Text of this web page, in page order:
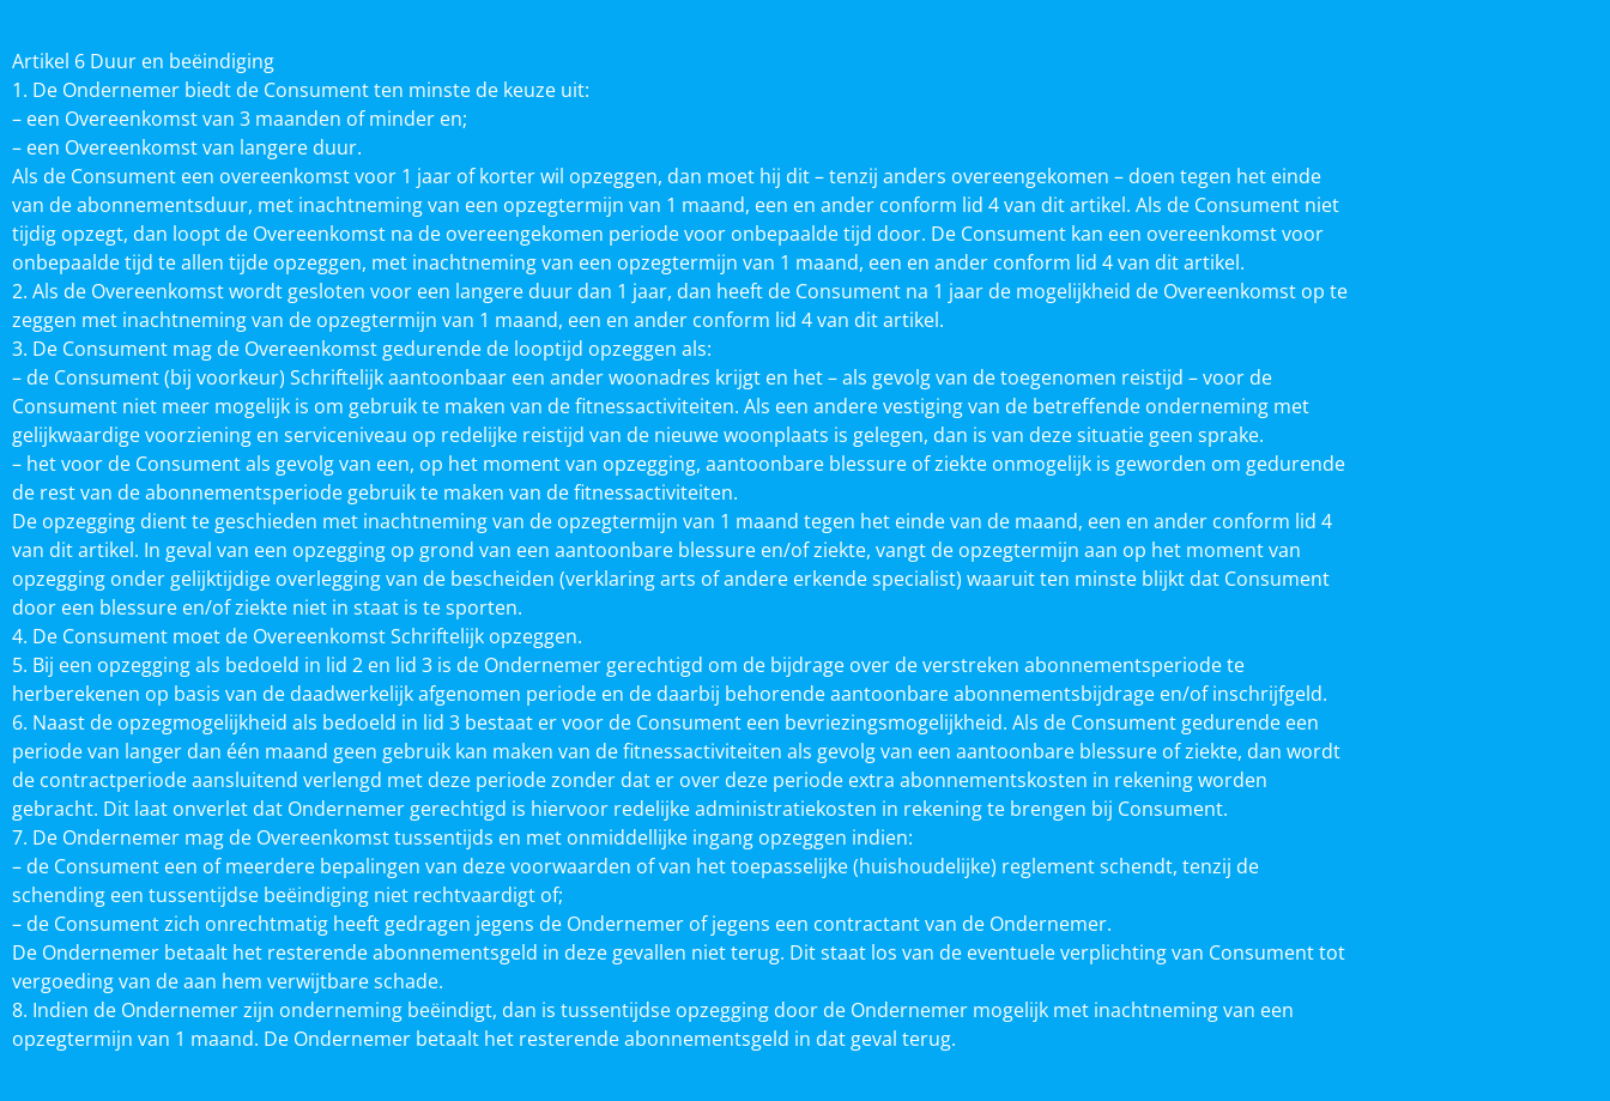
Artikel 6 Duur en beëindiging
1. De Ondernemer biedt de Consument ten minste de keuze uit:
– een Overeenkomst van 3 maanden of minder en;
– een Overeenkomst van langere duur.
Als de Consument een overeenkomst voor 1 jaar of korter wil opzeggen, dan moet hij dit – tenzij anders overeengekomen – doen tegen het einde
van de abonnementsduur, met inachtneming van een opzegtermijn van 1 maand, een en ander conform lid 4 van dit artikel. Als de Consument niet
tijdig opzegt, dan loopt de Overeenkomst na de overeengekomen periode voor onbepaalde tijd door. De Consument kan een overeenkomst voor
onbepaalde tijd te allen tijde opzeggen, met inachtneming van een opzegtermijn van 1 maand, een en ander conform lid 4 van dit artikel.
2. Als de Overeenkomst wordt gesloten voor een langere duur dan 1 jaar, dan heeft de Consument na 1 jaar de mogelijkheid de Overeenkomst op te
zeggen met inachtneming van de opzegtermijn van 1 maand, een en ander conform lid 4 van dit artikel.
3. De Consument mag de Overeenkomst gedurende de looptijd opzeggen als:
– de Consument (bij voorkeur) Schriftelijk aantoonbaar een ander woonadres krijgt en het – als gevolg van de toegenomen reistijd – voor de
Consument niet meer mogelijk is om gebruik te maken van de fitnessactiviteiten. Als een andere vestiging van de betreffende onderneming met
gelijkwaardige voorziening en serviceniveau op redelijke reistijd van de nieuwe woonplaats is gelegen, dan is van deze situatie geen sprake.
– het voor de Consument als gevolg van een, op het moment van opzegging, aantoonbare blessure of ziekte onmogelijk is geworden om gedurende
de rest van de abonnementsperiode gebruik te maken van de fitnessactiviteiten.
De opzegging dient te geschieden met inachtneming van de opzegtermijn van 1 maand tegen het einde van de maand, een en ander conform lid 4
van dit artikel. In geval van een opzegging op grond van een aantoonbare blessure en/of ziekte, vangt de opzegtermijn aan op het moment van
opzegging onder gelijktijdige overlegging van de bescheiden (verklaring arts of andere erkende specialist) waaruit ten minste blijkt dat Consument
door een blessure en/of ziekte niet in staat is te sporten.
4. De Consument moet de Overeenkomst Schriftelijk opzeggen.
5. Bij een opzegging als bedoeld in lid 2 en lid 3 is de Ondernemer gerechtigd om de bijdrage over de verstreken abonnementsperiode te
herberekenen op basis van de daadwerkelijk afgenomen periode en de daarbij behorende aantoonbare abonnementsbijdrage en/of inschrijfgeld.
6. Naast de opzegmogelijkheid als bedoeld in lid 3 bestaat er voor de Consument een bevriezingsmogelijkheid. Als de Consument gedurende een
periode van langer dan één maand geen gebruik kan maken van de fitnessactiviteiten als gevolg van een aantoonbare blessure of ziekte, dan wordt
de contractperiode aansluitend verlengd met deze periode zonder dat er over deze periode extra abonnementskosten in rekening worden
gebracht. Dit laat onverlet dat Ondernemer gerechtigd is hiervoor redelijke administratiekosten in rekening te brengen bij Consument.
7. De Ondernemer mag de Overeenkomst tussentijds en met onmiddellijke ingang opzeggen indien:
– de Consument een of meerdere bepalingen van deze voorwaarden of van het toepasselijke (huishoudelijke) reglement schendt, tenzij de
schending een tussentijdse beëindiging niet rechtvaardigt of;
– de Consument zich onrechtmatig heeft gedragen jegens de Ondernemer of jegens een contractant van de Ondernemer.
De Ondernemer betaalt het resterende abonnementsgeld in deze gevallen niet terug. Dit staat los van de eventuele verplichting van Consument tot
vergoeding van de aan hem verwijtbare schade.
8. Indien de Ondernemer zijn onderneming beëindigt, dan is tussentijdse opzegging door de Ondernemer mogelijk met inachtneming van een
opzegtermijn van 1 maand. De Ondernemer betaalt het resterende abonnementsgeld in dat geval terug.